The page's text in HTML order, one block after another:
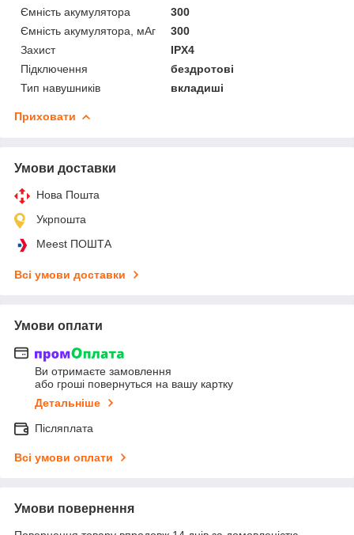
Ємність акумулятора
300
Ємність акумулятора, мАг
300
Захист
IPX4
Підключення
бездротові
Тип навушників
вкладиші
Приховати
Умови доставки
Нова Пошта
Укрпошта
Meest ПОШТА
Всі умови доставки
Умови оплати
Ви отримаєте замовлення
або гроші повернуться на вашу картку
Детальніше
Післяплата
Всі умови оплати
Умови повернення